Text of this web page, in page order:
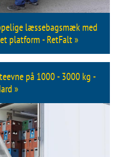
læssebagsmæk med
platform - RetFalt »
på 1000 - 3000 kg -
»